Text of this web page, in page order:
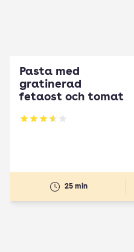
Pasta med
gratinerad
fetaost och tomat
Betyg: 3.66 av 5
25 min